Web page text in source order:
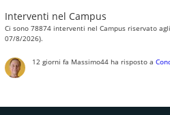
Interventi nel Campus
Ci sono 78874 interventi nel Campus riservato
07/8/2026).
12 giorni fa Massimo44ha risposto a